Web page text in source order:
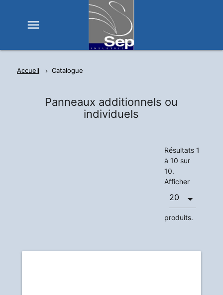
menu
Accueil Catalogue
Panneaux additionnels ou
individuels
Résultats 1
à 10 sur
10.
Afficher
produits.